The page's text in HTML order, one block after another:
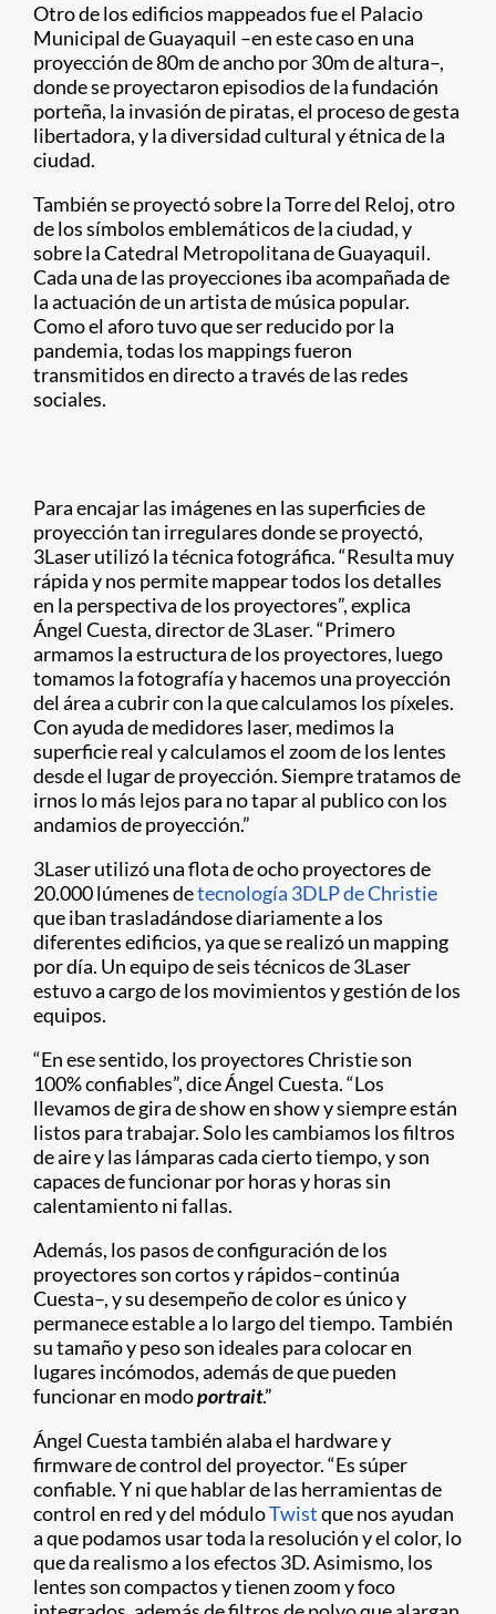
Otro de los edificios mappeados fue el Palacio
Municipal de Guayaquil –en este caso en una
proyección de 80m de ancho por 30m de altura–,
donde se proyectaron episodios de la fundación
porteña, la invasión de piratas, el proceso de gesta
libertadora, y la diversidad cultural y étnica de la
ciudad.
También se proyectó sobre la Torre del Reloj, otro
de los símbolos emblemáticos de la ciudad, y
sobre la Catedral Metropolitana de Guayaquil.
Cada una de las proyecciones iba acompañada de
la actuación de un artista de música popular.
Como el aforo tuvo que ser reducido por la
pandemia, todas los mappings fueron
transmitidos en directo a través de las redes
sociales.
Para encajar las imágenes en las superficies de
proyección tan irregulares donde se proyectó,
3Laser utilizó la técnica fotográfica. “Resulta muy
rápida y nos permite mappear todos los detalles
en la perspectiva de los proyectores”, explica
Ángel Cuesta, director de 3Laser. “Primero
armamos la estructura de los proyectores, luego
tomamos la fotografía y hacemos una proyección
del área a cubrir con la que calculamos los píxeles.
Con ayuda de medidores laser, medimos la
superficie real y calculamos el zoom de los lentes
desde el lugar de proyección. Siempre tratamos de
irnos lo más lejos para no tapar al publico con los
andamios de proyección.”
3Laser utilizó una flota de ocho proyectores de
20.000 lúmenes detecnología 3DLP de Christie
que iban trasladándose diariamente a los
diferentes edificios, ya que se realizó un mapping
por día. Un equipo de seis técnicos de 3Laser
estuvo a cargo de los movimientos y gestión de los
equipos.
“En ese sentido, los proyectores Christie son
100% confiables”, dice Ángel Cuesta. “Los
llevamos de gira de show en show y siempre están
listos para trabajar. Solo les cambiamos los filtros
de aire y las lámparas cada cierto tiempo, y son
capaces de funcionar por horas y horas sin
calentamiento ni fallas.
Además, los pasos de configuración de los
proyectores son cortos y rápidos–continúa
Cuesta–, y su desempeño de color es único y
permanece estable a lo largo del tiempo. También
su tamaño y peso son ideales para colocar en
lugares incómodos, además de que pueden
funcionar en modoportrait.”
Ángel Cuesta también alaba el hardware y
firmware de control del proyector. “Es súper
confiable. Y ni que hablar de las herramientas de
control en red y del móduloTwistque nos ayudan
a que podamos usar toda la resolución y el color, lo
que da realismo a los efectos 3D. Asimismo, los
lentes son compactos y tienen zoom y foco